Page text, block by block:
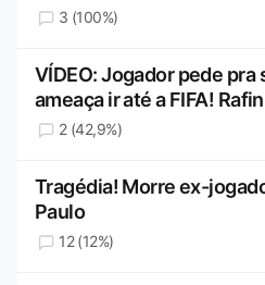
3 (100%)
VÍDEO: Jogador pede pra
ameaça ir até a FIFA!
2 (42,9%)
Tragédia! Morre ex-
Paulo
12 (12%)